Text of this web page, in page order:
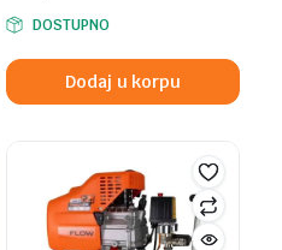
DOSTUPNO
Dodaj u korpu